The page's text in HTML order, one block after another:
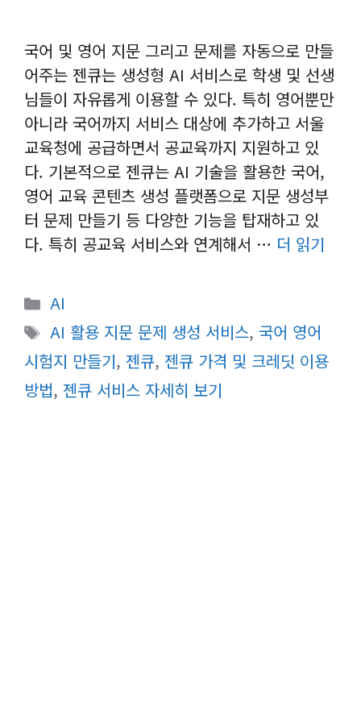
국어 및 영어 지문 그리고 문제를 자동으로 만들
어주는 젠큐는 생성형 AI 서비스로 학생 및 선생
님들이 자유롭게 이용할 수 있다. 특히 영어뿐만
아니라 국어까지 서비스 대상에 추가하고 서울
교육청에 공급하면서 공교육까지 지원하고 있
다. 기본적으로 젠큐는 AI 기술을 활용한 국어,
영어 교육 콘텐츠 생성 플랫폼으로 지문 생성부
터 문제 만들기 등 다양한 기능을 탑재하고 있
다. 특히 공교육 서비스와 연계해서 … 더 읽기
카
테
고
리
AI
태
그
AI 활용 지문 문제 생성 서비스, 국어 영어
시험지 만들기, 젠큐, 젠큐 가격 및 크레딧 이용
방법, 젠큐 서비스 자세히 보기